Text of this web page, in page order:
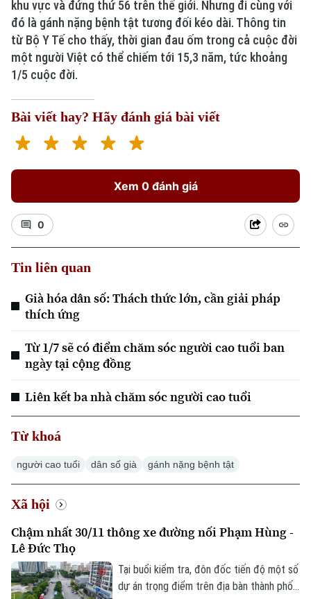
Xu hướng
khu vực và đứng thứ 56 trên thế giới. Nhưng đi cùng với
đó là gánh nặng bệnh tật tương đối kéo dài. Thông tin
từ Bộ Y Tế cho thấy, thời gian đau ốm trong cả cuộc đời
một người Việt có thể chiếm tới 15,3 năm, tức khoảng
1/5 cuộc đời.
Bài viết hay? Hãy đánh giá bài viết
Xem 0 đánh giá
0
Tin liên quan
Già hóa dân số: Thách thức lớn, cần giải pháp
thích ứng
Từ 1/7 sẽ có điểm chăm sóc người cao tuổi ban
ngày tại cộng đồng
Liên kết ba nhà chăm sóc người cao tuổi
Từ khoá
người cao tuổi dân số già gánh nặng bệnh tật
Xã hội
Chậm nhất 30/11 thông xe đường nối Phạm Hùng -
Lê Đức Thọ
Tại buổi kiểm tra, đôn đốc tiến độ một số
dự án trọng điểm trên địa bàn thành phố,